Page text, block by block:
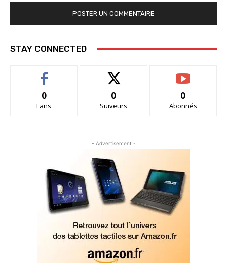
STAY CONNECTED
0
Fans
0
Suiveurs
0
Abonnés
- Advertisement -